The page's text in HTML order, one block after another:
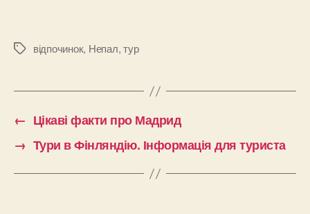
Позначкивідпочинок, Непал,тур
← Цікаві факти про Мадрид
→ Тури в Фінляндію. Інформація для туриста